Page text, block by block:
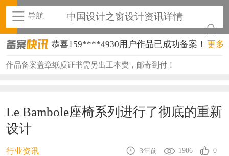
导航 中国设计之窗设计资讯详情
恭喜159****4930用户作品已成功备案！
恭喜150****6483用户作品已成功备案！
恭喜159****4201用户作品已成功备案！
恭喜131****1475用户作品已成功备案！
更多
作品备案盖章纸质证书需另出工本费，邮寄到付！
Le Bambole座椅系列进行了彻底的重新
设计
行业资讯 3年前 1906 0